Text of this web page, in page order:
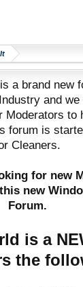
a brand new
and
Moderators to
forum is
Cleaners.
for new
new
Forum.
is a
the